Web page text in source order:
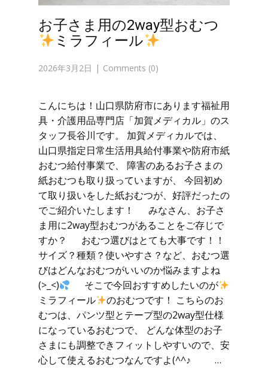
お子さま用の2way型おむつ
ミラフィール
2026年3月2日 Comments (0)
こんにちは！山口県防府市にあります福祉用
具・介護用品専門店「加賀メディカル」のス
タッフ長谷川です。 加賀メディカルでは、
山口県指定日常生活用具給付事業や防府市紙
おむつ給付事業で、 障害のあるお子さまの
紙おむつも取り扱っていますが、 今回初め
て取り扱いをした紙おむつが、好評だったの
でご紹介いたします！ みなさん、お子さ
ま用に2way型おむつがあることをご存じで
すか？ おむつ選びはとても大事です！！
サイズ？種類？使いやすさ？など、おむつ選
びはどんなおむつがいいのか悩みますよね
(>_<)
そこで今回おすすめしたいのが
ミラフィール
のおむつです！ こちらのお
むつは、パンツ型とテープ型の2way型仕様
になっているおむつで、 どんな体型のお子
さまにも調整できフィットしやすいので、安
心して使えるおむつなんですよ(^^♪ …